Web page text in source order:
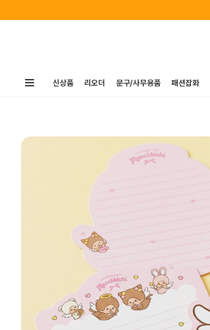
신상품 리오더 문구/사무용품 패션잡화